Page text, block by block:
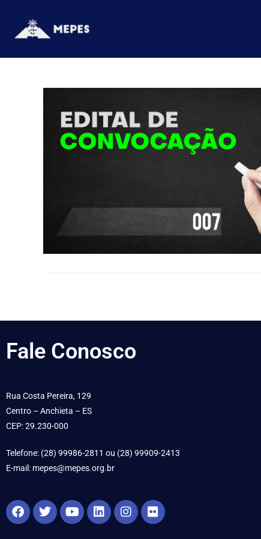
Fale Conosco
Rua Costa Pereira, 129
Centro – Anchieta – ES
CEP: 29.230-000
Telefone: (28) 99986-2811 ou (28) 99909-2413
E-mail: mepes@mepes.org.br